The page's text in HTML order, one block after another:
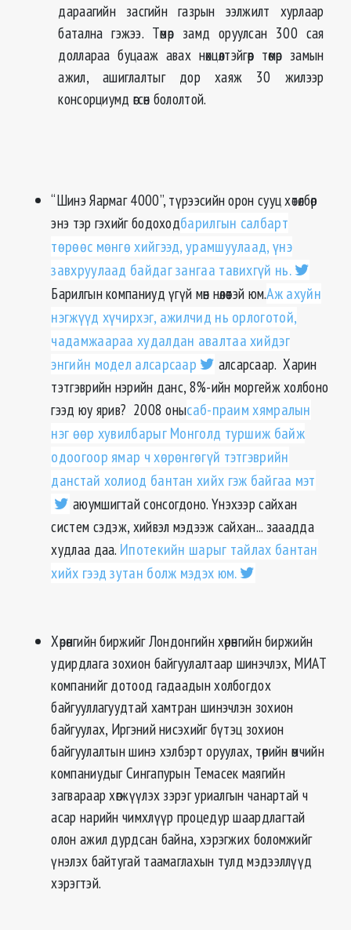
дараагийн засгийн газрын ээлжилт хурлаар
батална гэжээ. Төмөр замд оруулсан 300 сая
доллараа буцааж авах нөхцөлтэйгөөр төмөр замын
ажил, ашиглалтыг дор хаяж 30 жилээр
консорциумд өгсөн бололтой.
“Шинэ Яармаг 4000”, түрээсийн орон сууц хөтөлбөр
энэ тэр гэхийг бодоходбарилгын салбарт
төрөөс мөнгө хийгээд, урамшуулаад, үнэ
завхруулаад байдаг зангаа тавихгүй нь.
Барилгын компаниуд үгүй мөн нөлөөтэй юм.Аж ахуйн
нэгжүүд хүчирхэг, ажилчид нь орлоготой,
чадамжаараа худалдан авалтаа хийдэг
энгийн модел алсарсаар
алсарсаар. Харин
тэтгэврийн нэрийн данс, 8%-ийн моргейж холбоно
гээд юу ярив? 2008 онысаб-праим хямралын
нэг өөр хувилбарыг Монголд туршиж байж
одоогоор ямар ч хөрөнгөгүй тэтгэврийн
данстай холиод бантан хийх гэж байгаа мэт
аюумшигтай сонсогдоно. Үнэхээр сайхан
систем сэдэж, хийвэл мэдээж сайхан... зааадда
худлаа даа. Ипотекийн шарыг тайлах бантан
хийх гээд зутан болж мэдэх юм.
Хөрөнгийн биржийг Лондонгийн хөрөнгийн биржийн
удирдлага зохион байгуулалтаар шинэчлэх, МИАТ
компанийг дотоод гадаадын холбогдох
байгууллагуудтай хамтран шинэчлэн зохион
байгуулах, Иргэний нисэхийг бүтэц зохион
байгуулалтын шинэ хэлбэрт оруулах, төрийн өмчийн
компаниудыг Сингапурын Темасек маягийн
загвараар хөгжүүлэх зэрэг уриалгын чанартай ч
асар нарийн чимхлүүр процедур шаардлагтай
олон ажил дурдсан байна, хэрэгжих боломжийг
үнэлэх байтугай таамаглахын тулд мэдээллүүд
хэрэгтэй.